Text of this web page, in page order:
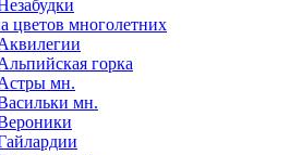
цветов многолетних
горка
мн.
мн.